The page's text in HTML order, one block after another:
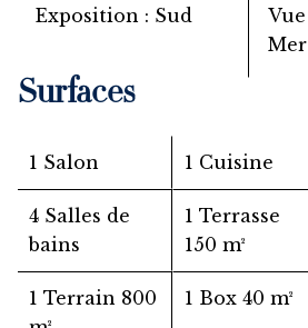
Exposition Sud Vue
Mer
Surfaces
1 Salon 1 Cuisine
4 Salles de
bains
1 Terrasse
150 m²
1 Terrain 800
1 Box 40 m²